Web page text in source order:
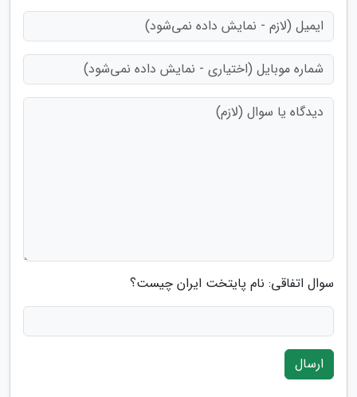
سوال اتفاقی: نام پایتخت ایران چیست؟
ارسال